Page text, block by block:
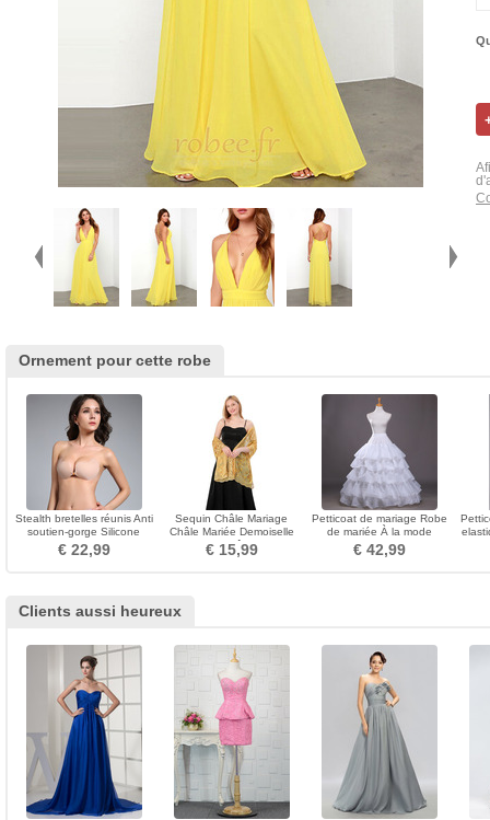
Ornement pour cette robe
Stealth bretelles réunis Anti
soutien-gorge Silicone
respirant Invisible
€ 22,99
Sequin Châle Mariage
Châle Mariée Demoiselle
D'honneur Châle Femmes
Foulards
€ 15,99
Petticoat de mariage Robe
de mariée À la mode
Taffetas en polyester
€ 42,99
Clients aussi heureux